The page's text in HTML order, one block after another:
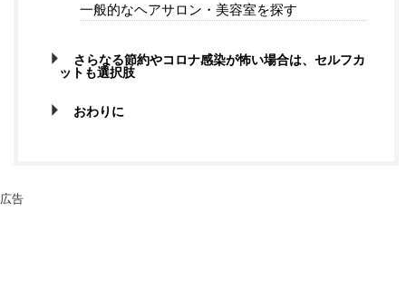
一般的なヘアサロン・美容室を探す
さらなる節約やコロナ感染が怖い場合は、セルフカ
ットも選択肢
おわりに
広告